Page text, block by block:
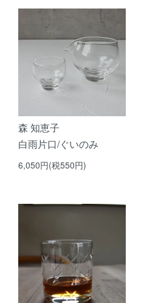
森 知恵子
白雨片口/ぐいのみ
6,050円(税550円)